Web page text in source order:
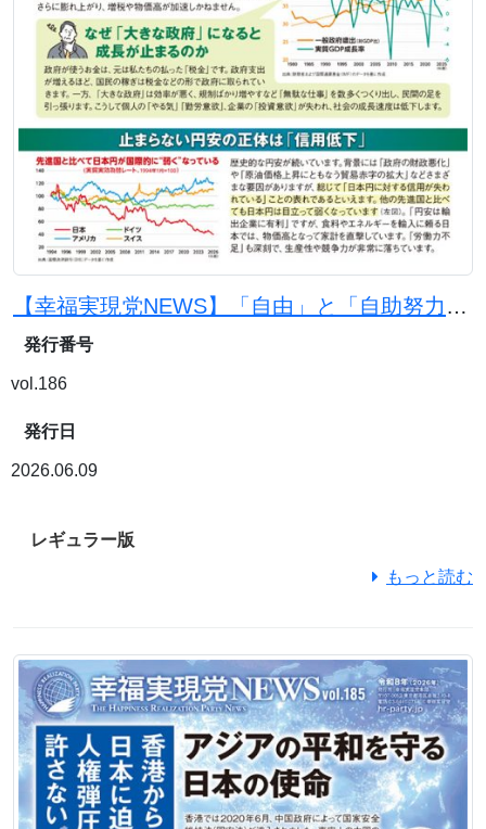
【幸福実現党NEWS】「自由」と「自助努力」で日本を豊かに
発行番号
vol.186
発行日
2026.06.09
レギュラー版
もっと読む